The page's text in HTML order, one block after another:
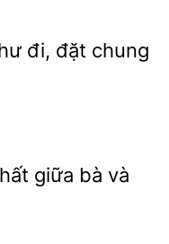
đi, đặt chung
bà và